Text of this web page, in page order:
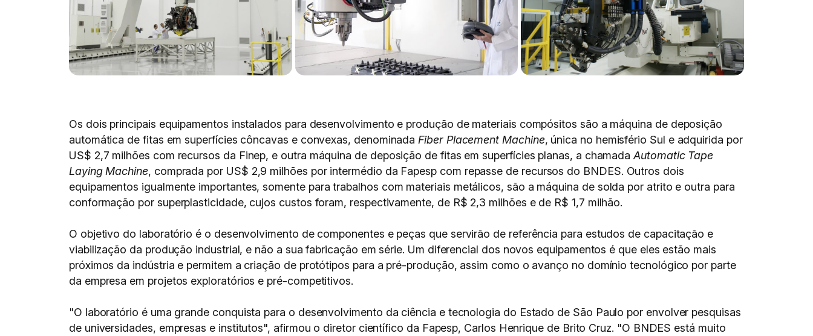
Os dois principais equipamentos instalados para desenvolvimento e produção de materiais compósitos são a máquina de deposição
automática de fitas em superfícies côncavas e convexas, denominada Fiber Placement Machine, única no hemisfério Sul e adquirida por
US$ 2,7 milhões com recursos da Finep, e outra máquina de deposição de fitas em superfícies planas, a chamadaAutomatic Tape
Laying Machine, comprada por US$ 2,9 milhões por intermédio da Fapesp com repasse de recursos do BNDES. Outros dois
equipamentos igualmente importantes, somente para trabalhos com materiais metálicos, são a máquina de solda por atrito e outra para
conformação por superplasticidade, cujos custos foram, respectivamente, de R$ 2,3 milhões e de R$ 1,7 milhão.
O objetivo do laboratório é o desenvolvimento de componentes e peças que servirão de referência para estudos de capacitação e
viabilização da produção industrial, e não a sua fabricação em série. Um diferencial dos novos equipamentos é que eles estão mais
próximos da indústria e permitem a criação de protótipos para a pré-produção, assim como o avanço no domínio tecnológico por parte
da empresa em projetos exploratórios e pré-competitivos.
"O laboratório é uma grande conquista para o desenvolvimento da ciência e tecnologia do Estado de São Paulo por envolver pesquisas
de universidades, empresas e institutos", afirmou o diretor científico da Fapesp, Carlos Henrique de Brito Cruz. "O BNDES está muito